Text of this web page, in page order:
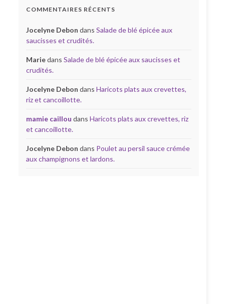
COMMENTAIRES RÉCENTS
Jocelyne Debon dans Salade de blé épicée aux
saucisses et crudités.
Mariedans Salade de blé épicée aux saucisses et
crudités.
Jocelyne Debon dans Haricots plats aux crevettes,
riz et cancoillotte.
mamie caillou dans Haricots plats aux crevettes, riz
et cancoillotte.
Jocelyne Debon dans Poulet au persil sauce crémée
aux champignons et lardons.